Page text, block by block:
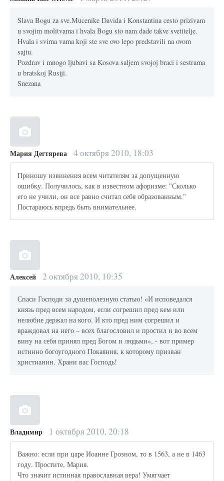
Slava Bogu za sve.Mucenike Davida i Konstantina cesto prizivam
u svojim molitvama i hvala Bogu sto nam dade takve svetitelje.
Hvala i svima vama koji ste sve ovo lepo predstavili na ovom
sajtu.
Pozdrav i mnogo ljubavi sa Kosova saljem svojoj braci i sestrama
u bratskoj Rusiji.
Snezana
Мария Дегтярева 4 октября 2010, 18:03
Приношу извинения всем читателям за допущенную
ошибку. Получилось, как в известном афоризме: "Сколько
его не учили, он все равно считал себя образованным."
Постараюсь впредь быть внимательнее.
Алексей 2 октября 2010, 10:35
Спаси Господи за душеполезную статью! «И исповедался
князь пред всем народом, если согрешил пред кем или
нелюбие держал на кого. И кто пред ним согрешил и
враждовал на него – всех благословил и простил и во всем
вину на себя принял пред Богом и людьми», - вот пример
истинно богоугодного Покаяния, к которому призван
христианин. Храни вас Господь!
Владимир 1 октября 2010, 20:18
Важно: если при царе Иоанне Грозном, то в 1563, а не в 1463
году. Простите, Мария.
Что значит истинная православная вера! Умягчает